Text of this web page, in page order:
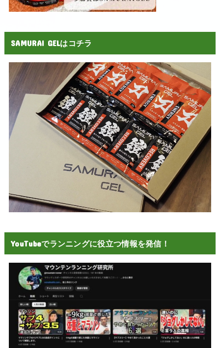
SAMURAI GELはコチラ
YouTubeでランニングに役立つ情報を発信！